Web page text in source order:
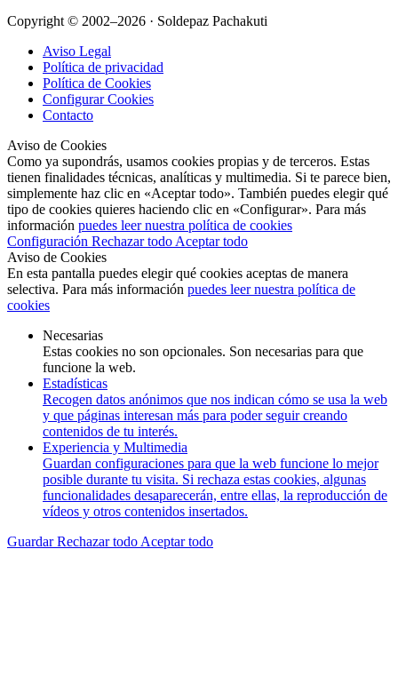
Copyright © 2002–2026 · Soldepaz Pachakuti
Aviso Legal
Política de privacidad
Política de Cookies
Configurar Cookies
Contacto
Aviso de Cookies
Como ya supondrás, usamos cookies propias y de terceros. Estas
tienen finalidades técnicas, analíticas y multimedia. Si te parece bien,
simplemente haz clic en «Aceptar todo». También puedes elegir qué
tipo de cookies quieres haciendo clic en «Configurar». Para más
información puedes leer nuestra política de cookies
Configuración Rechazar todo Aceptar todo
Aviso de Cookies
En esta pantalla puedes elegir qué cookies aceptas de manera
selectiva. Para más información puedes leer nuestra política de
cookies
Necesarias
Estas cookies no son opcionales. Son necesarias para que
funcione la web.
Estadísticas
Recogen datos anónimos que nos indican cómo se usa la web
y que páginas interesan más para poder seguir creando
contenidos de tu interés.
Experiencia y Multimedia
Guardan configuraciones para que la web funcione lo mejor
posible durante tu visita. Si rechaza estas cookies, algunas
funcionalidades desaparecerán, entre ellas, la reproducción de
vídeos y otros contenidos insertados.
GuardarRechazar todo Aceptar todo